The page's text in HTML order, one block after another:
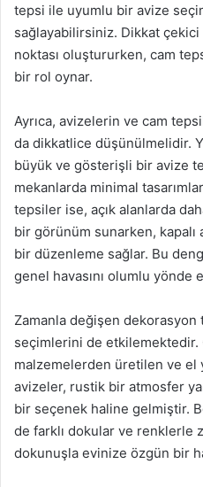
tepsi ile uyumlu bir avize
sağlayabilirsiniz. Dikkat
noktası oluştururken, cam
bir rol oynar.
Ayrıca, avizelerin ve cam
da dikkatlice düşünülmelidir.
büyük ve gösterişli bir avize
mekanlarda minimal
tepsiler ise, açık alanlarda
bir görünüm sunarken, kapalı
bir düzenleme sağlar. Bu
genel havasını olumlu yönde
Zamanla değişen
seçimlerini de etkilemektedir.
malzemelerden üretilen ve el
avizeler, rustik bir atmosfer
bir seçenek haline gelmiştir.
de farklı dokular ve
dokunuşla evinize özgün bir